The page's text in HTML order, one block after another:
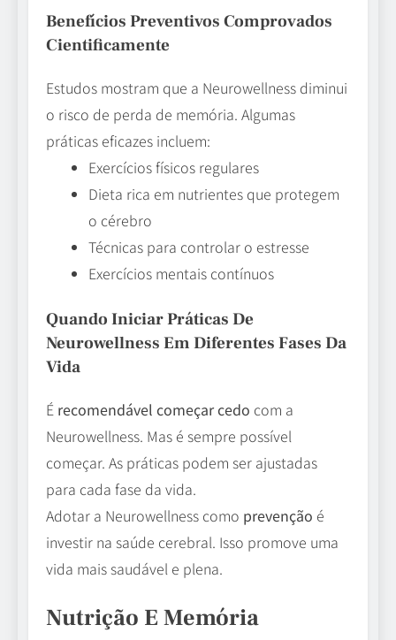
Benefícios Preventivos Comprovados
Cientificamente
Estudos mostram que a Neurowellness diminui
o risco de perda de memória. Algumas
práticas eficazes incluem:
Exercícios físicos regulares
Dieta rica em nutrientes que protegem
o cérebro
Técnicas para controlar o estresse
Exercícios mentais contínuos
Quando Iniciar Práticas De
Neurowellness Em Diferentes Fases Da
Vida
É recomendável começar cedo com a
Neurowellness. Mas é sempre possível
começar. As práticas podem ser ajustadas
para cada fase da vida.
Adotar a Neurowellness como prevenção é
investir na saúde cerebral. Isso promove uma
vida mais saudável e plena.
Nutrição E Memória